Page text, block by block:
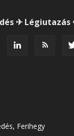
✈ Légiutazás
Ferihegy